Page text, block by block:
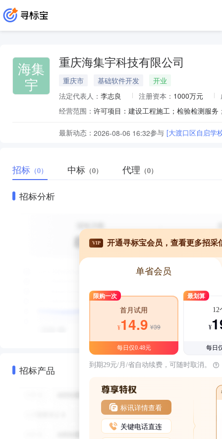
海集
宇
重庆海集宇科技有限公司
重庆市 基础软件开发
开业
法定代表人： 李志良 注册资本： 1000万元
经营范围：
最新动态： 2026-08-06 16:32参与 [大渡口区自启学
招标 （0） 中标 （0） 代理 （0）
招标分析
招标产品
VIP 开通寻标宝会员，查看更多招采
单省会员
限购一次
首月试用
¥14.9 ¥39
每日仅0.48元
最划算
12
¥
每日
到期29元/月/省自动续费，可随时取消。
标讯详情查看
关键电话直连